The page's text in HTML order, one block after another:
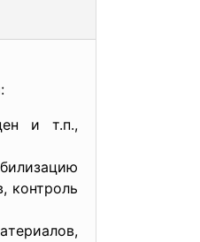
и т.п.,
контроль